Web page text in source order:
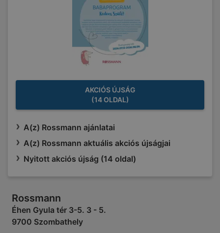
AKCIÓS ÚJSÁG
(14 OLDAL)
A(z) Rossmann ajánlatai
A(z) Rossmann aktuális akciós újságjai
Nyitott akciós újság (14 oldal)
Rossmann
Éhen Gyula tér 3-5. 3 - 5.
9700 Szombathely